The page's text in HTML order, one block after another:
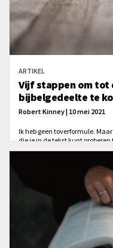
ARTIKEL
Vijf stappen om tot
bijbelgedeelte te
Robert Kinney | 10 mei 2021
Ik heb geen toverformule.
die je in de tekst kunt